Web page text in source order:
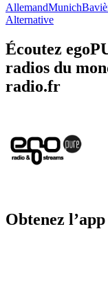
AllemandMunich
Alternative
Écoutez
radios du
radio.fr
Obtenez